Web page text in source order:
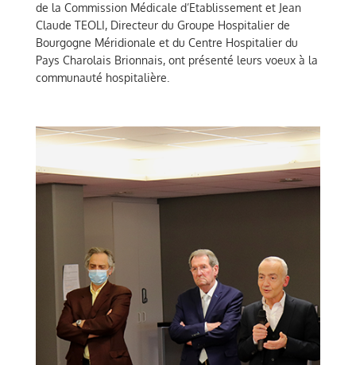
de la Commission Médicale d’Etablissement et Jean
Claude TEOLI, Directeur du Groupe Hospitalier de
Bourgogne Méridionale et du Centre Hospitalier du
Pays Charolais Brionnais, ont présenté leurs voeux à la
communauté hospitalière.